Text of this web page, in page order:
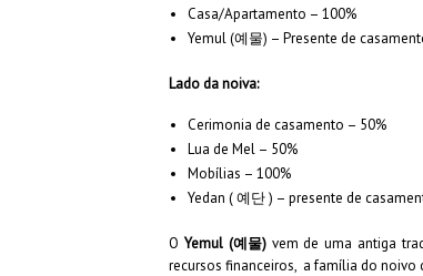
Casa/Apartamento – 100%
Yemul (예물) – Presente de
Lado da noiva:
Cerimonia de casamento – 50%
Lua de Mel – 50%
Mobílias – 100%
Yedan ( 예단 ) – presente de
O Yemul (예물)vem de uma antiga
recursos financeiros, a família do noivo